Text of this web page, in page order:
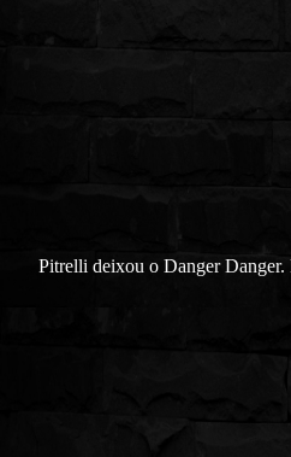
Pitrelli deixou o Danger Danger.